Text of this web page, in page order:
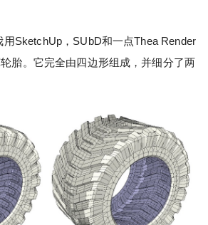
SketchUp，SUbD和一点Thea Render
胎。它完全由四边形组成，并细分了两